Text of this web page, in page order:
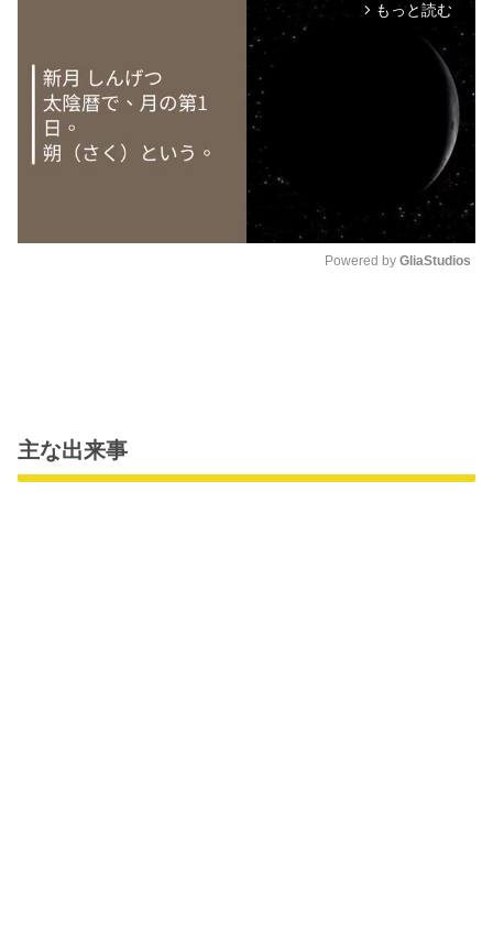
arrow_forward_ios もっと読む
Powered by GliaStudios
主な出来事